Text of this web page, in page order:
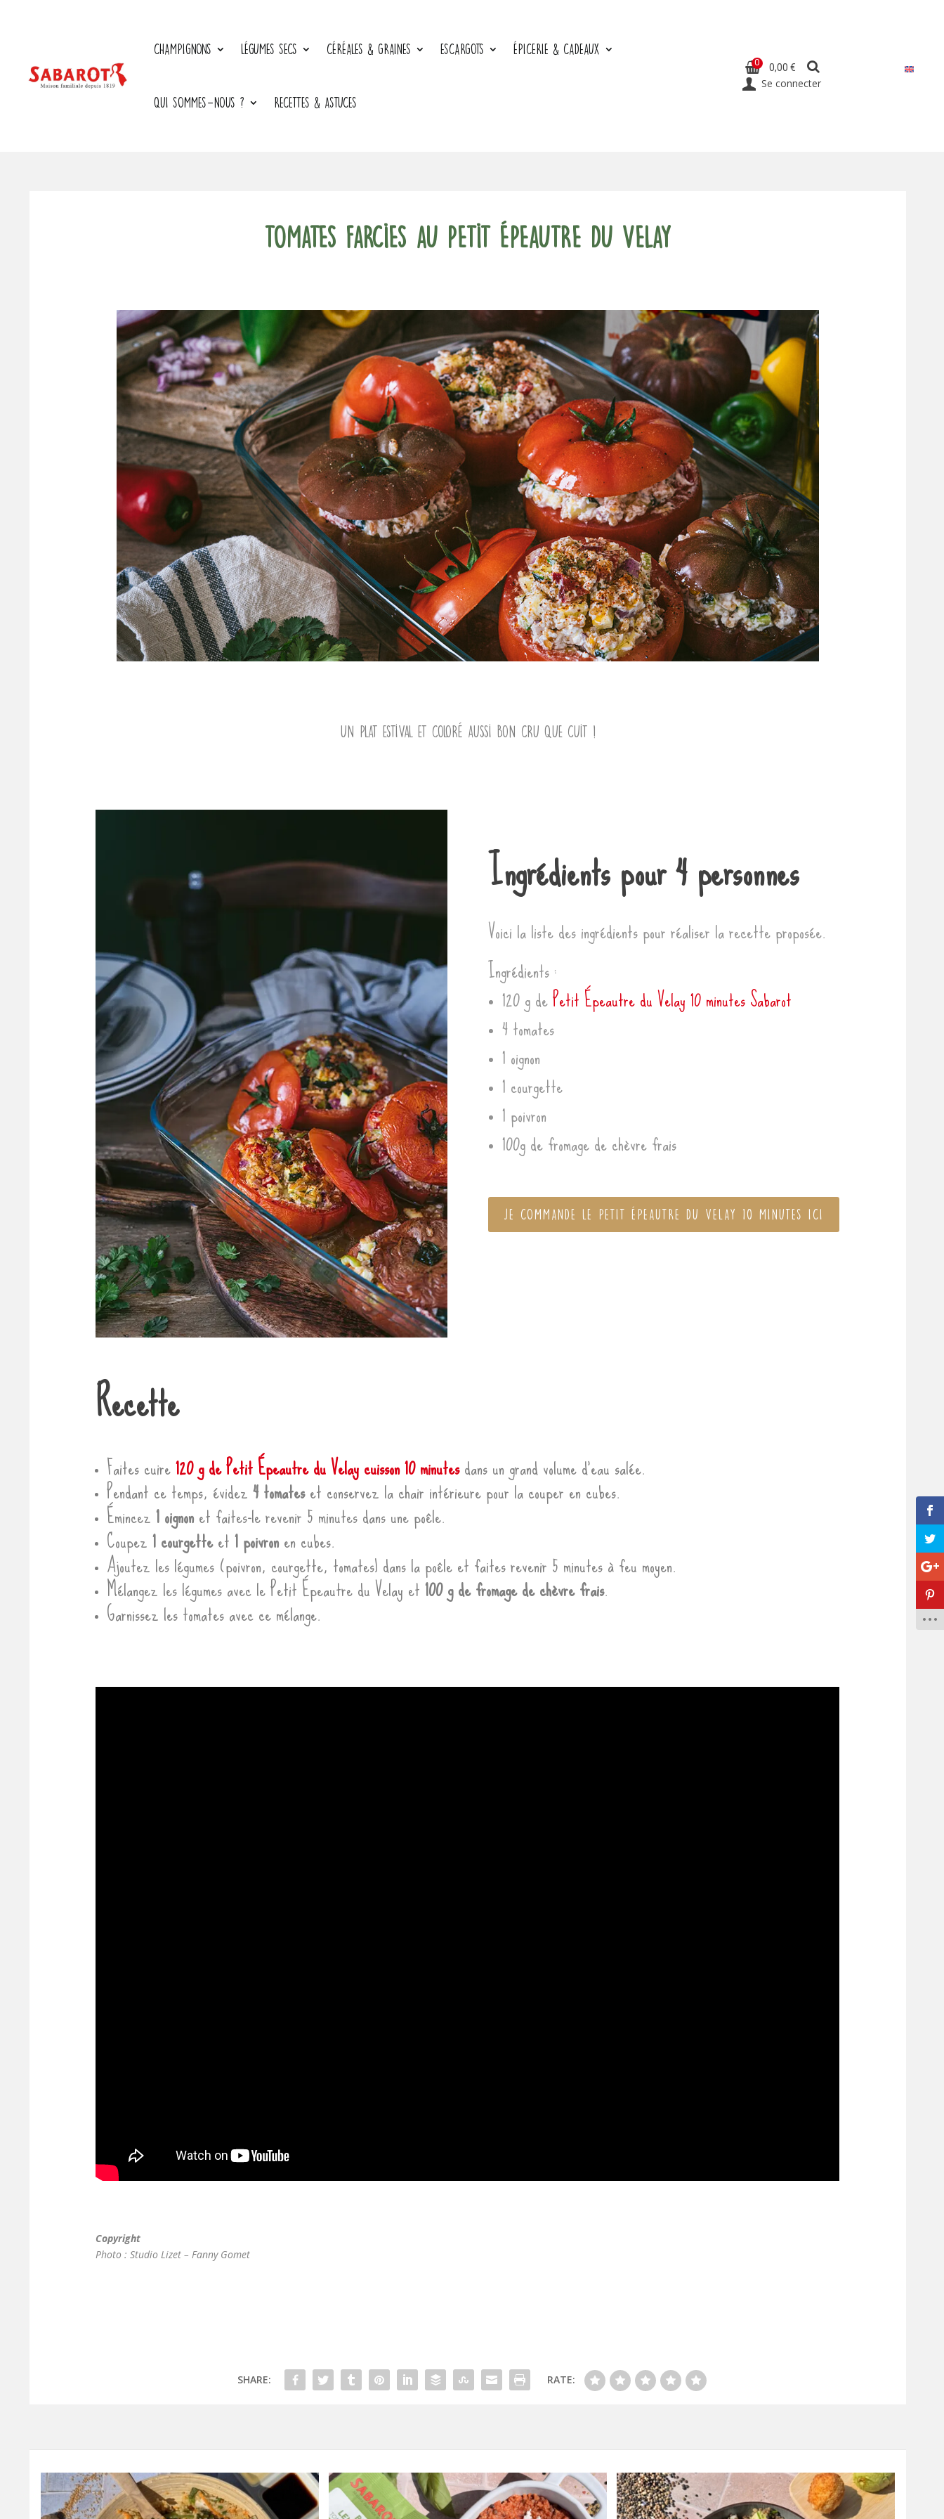
CHAMPIGNONS LÉGUMES SECS CÉRÉALES & GRAINES ESCARGOTS ÉPICERIE & CADEAUX
QUI SOMMES-NOUS ? RECETTES & ASTUCES
0 0,00 €
Se connecter
Tomates farcies au Petit Épeautre du Velay
Un plat estival et coloré aussi bon cru que cuit !
Ingrédients pour 4 personnes
Voici la liste des ingrédients pour réaliser la recette proposée.
Ingrédients :
120 g dePetit Épeautre du Velay 10 minutes Sabarot
4 tomates
1 oignon
1 courgette
1 poivron
100g de fromage de chèvre frais
JE COMMANDE LE PETIT ÉPEAUTRE DU VELAY 10 MINUTES ICI
Recette
Faites cuire120 g de Petit Épeautre du Velay cuisson 10 minutesdans un grand volume d’eau salée.
Pendant ce temps, évidez4 tomateset conservez la chair intérieure pour la couper en cubes.
Émincez1 oignonet faites-le revenir 5 minutes dans une poêle.
Coupez1 courgetteet1 poivronen cubes.
Ajoutez les légumes (poivron, courgette, tomates) dans la poêle et faites revenir 5 minutes à feu moyen.
Mélangez les légumes avec le Petit Épeautre du Velay et100 g de fromage de chèvre frais.
Garnissez les tomates avec ce mélange.
Copyright
Photo : Studio Lizet – Fanny Gomet
SHARE: RATE: